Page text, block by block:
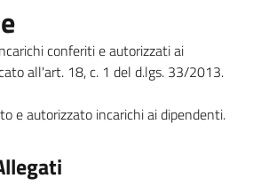
conferiti e autorizzati ai
all'art. 18, c. 1 del d.lgs. 33/2013.
e autorizzato incarichi ai dipendenti.